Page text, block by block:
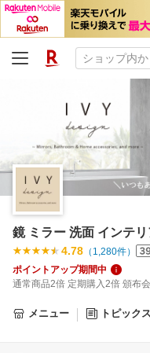
鏡 ミラー 洗面 インテ
4.78 （ 1,280件）
ポイントアップ期間中
通常商品2倍 定期購入2倍 頒布
メニュー トピックス